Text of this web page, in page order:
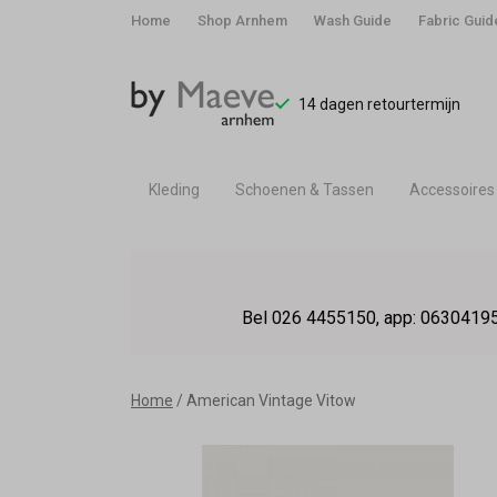
Home Shop Arnhem Wash Guide Fabric
14 dagen retourtermijn
Kleding Schoenen & Tassen Accessoires
Bel 026 4455150, app:
Home American Vintage Vitow